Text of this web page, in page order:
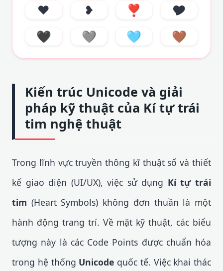
❤︎
❥︎ ❣︎
🎔
🖤
🩶 🩵 🤎
Kiến trúc Unicode và giải
pháp kỹ thuật của Kí tự trái
tim nghệ thuật
Trong lĩnh vực truyền thông kĩ thuật số và thiết
kế giao diện (UI/UX), việc sử dụng Kí tự trái
tim (Heart Symbols) không đơn thuần là một
hành động trang trí. Về mặt kỹ thuật, các biểu
tượng này là các Code Points được chuẩn hóa
trong hệ thống Unicode quốc tế. Việc khai thác